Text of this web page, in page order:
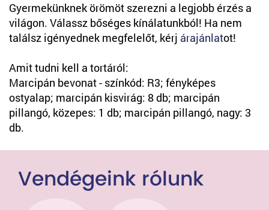
Gyermekünknek örömöt szerezni a legjobb érzés a
világon. Válassz bőséges kínálatunkból! Ha nem
találsz igényednek megfelelőt, kérj árajánlatot!
Amit tudni kell a tortáról:
Marcipán bevonat - színkód: R3; fényképes
ostyalap; marcipán kisvirág: 8 db; marcipán
pillangó, közepes: 1 db; marcipán pillangó, nagy: 3
db.
Vendégeink rólunk